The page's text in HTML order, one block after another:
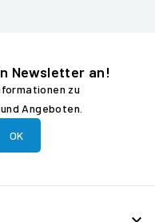
Newsletter an!
zu
Angeboten.